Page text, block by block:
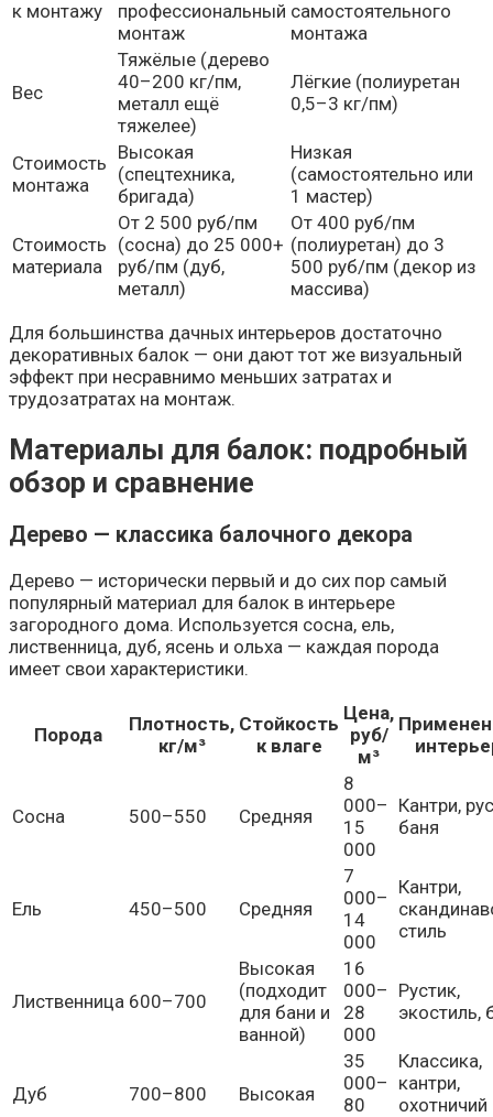
к монтажу
профессиональный
монтаж
самостоятельного
монтажа
Вес
Тяжёлые (дерево
40–200 кг/пм,
металл ещё
тяжелее)
Лёгкие (полиуретан
0,5–3 кг/пм)
Стоимость
монтажа
Высокая
(спецтехника,
бригада)
Низкая
(самостоятельно или
1 мастер)
Стоимость
материала
От 2 500 руб/пм
(сосна) до 25 000+
руб/пм (дуб,
металл)
От 400 руб/пм
(полиуретан) до 3
500 руб/пм (декор из
массива)
Для большинства дачных интерьеров достаточно
декоративных балок — они дают тот же визуальный
эффект при несравнимо меньших затратах и
трудозатратах на монтаж.
Материалы для балок: подробный
обзор и сравнение
Дерево — классика балочного декора
Дерево — исторически первый и до сих пор самый
популярный материал для балок в интерьере
загородного дома. Используется сосна, ель,
лиственница, дуб, ясень и ольха — каждая порода
имеет свои характеристики.
Порода
Плотность,
кг/м³
Стойкость
к влаге
Цена,
руб/
м³
Сосна 500–550 Средняя
8
000–
15
000
Кантри,
баня
Ель 450–500 Средняя
7
000–
14
000
Кантри,
стиль
Лиственница 600–700
Высокая
(подходит
для бани и
ванной)
16
000–
28
000
Рустик,
экостиль,
Дуб 700–800 Высокая
35
000–
80
Классика,
кантри,
охотничий